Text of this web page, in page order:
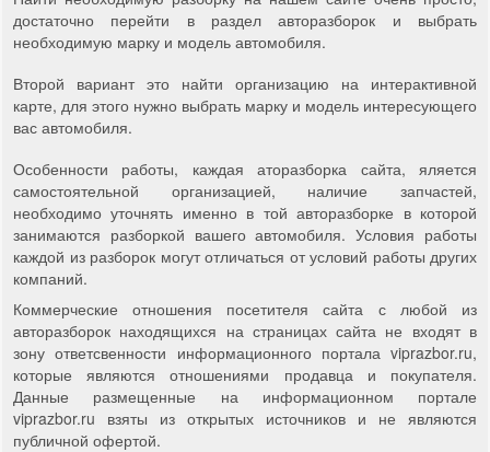
достаточно перейти в раздел авторазборок и выбрать
необходимую марку и модель автомобиля.
Второй вариант это найти организацию на интерактивной
карте, для этого нужно выбрать марку и модель интересующего
вас автомобиля.
Особенности работы, каждая аторазборка сайта, яляется
самостоятельной организацией, наличие запчастей,
необходимо уточнять именно в той авторазборке в которой
занимаются разборкой вашего автомобиля. Условия работы
каждой из разборок могут отличаться от условий работы других
компаний.
Коммерческие отношения посетителя сайта с любой из
авторазборок находящихся на страницах сайта не входят в
зону ответсвенности информационного портала viprazbor.ru,
которые являются отношениями продавца и покупателя.
Данные размещенные на информационном портале
viprazbor.ru взяты из открытых источников и не являются
публичной офертой.